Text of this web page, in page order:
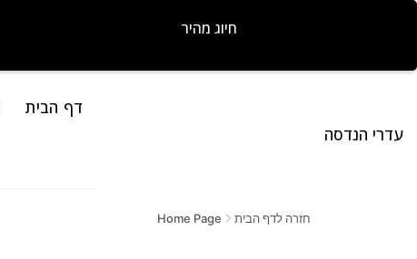
חיוג מהיר
עדרי הנדסה
דף הבית
חזרה לדף הבית Home Page